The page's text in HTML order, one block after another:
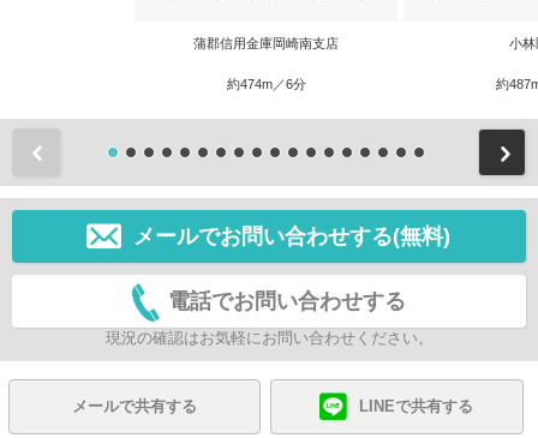
蒲郡信用金庫岡崎南支店
約474m／6分
小林
約
メールでお問い合わせする(無料)
電話でお問い合わせする
現況の確認はお気軽にお問い合わせください。
メールで共有する LINEで共有する